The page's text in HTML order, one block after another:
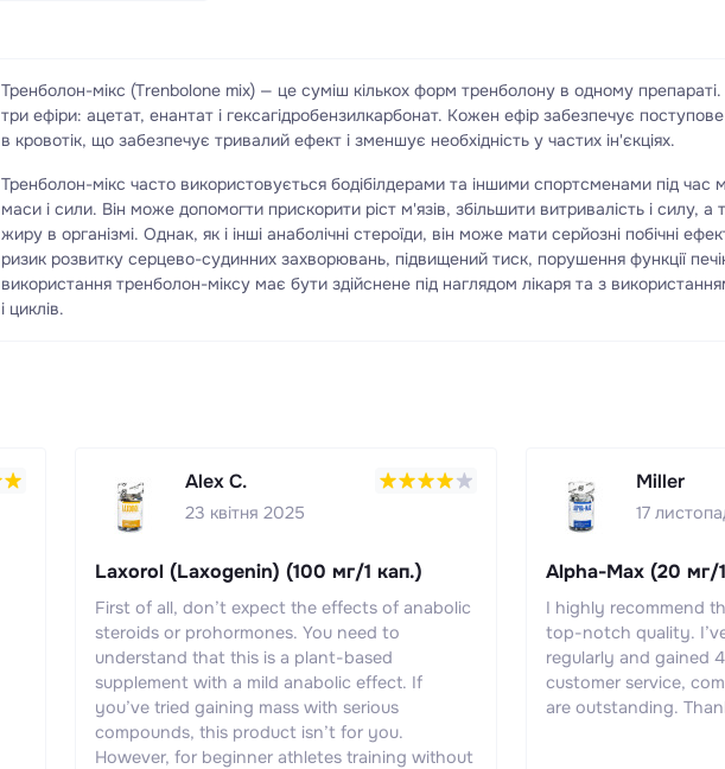
Тренболон-мікс (Trenbolone mix) — це суміш кількох форм тренболону в одному
три ефіри: ацетат, енантат і гексагідробензилкарбонат. Кожен ефір забезпечує
в кровотік, що забезпечує тривалий ефект і зменшує необхідність у частих ін'єкціях.
Тренболон-мікс часто використовується бодібілдерами та іншими спортсменами під час
маси і сили. Він може допомогти прискорити ріст м'язів, збільшити витривалість і силу, а
жиру в організмі. Однак, як і інші анаболічні стероїди, він може мати серйозні побічні
ризик розвитку серцево-судинних захворювань, підвищений тиск, порушення функції
використання тренболон-міксу має бути здійснене під наглядом лікаря та з
і циклів.
Alex C.
23 квітня 2025
Laxorol (Laxogenin) (100 мг/1 кап.)
First of all, don’t expect the effects of anabolic
steroids or prohormones. You need to
understand that this is a plant-based
supplement with a mild anabolic effect. If
you’ve tried gaining mass with serious
compounds, this product isn’t for you.
However, for beginner athletes training without
Miller
17
Alpha-Max (20 мг/
I highly recommend
top-notch quality.
regularly and gained
customer service,
are outstanding.